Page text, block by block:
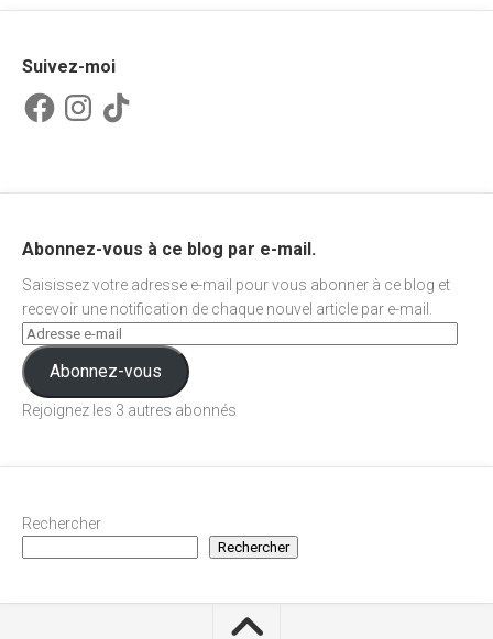
Suivez-moi
FacebookInstagram
TikTok
Abonnez-vous à ce blog par e-mail.
Saisissez votre adresse e-mail pour vous abonner à ce blog et
recevoir une notification de chaque nouvel article par e-mail.
Abonnez-vous
Rejoignez les 3 autres abonnés
Rechercher
Rechercher